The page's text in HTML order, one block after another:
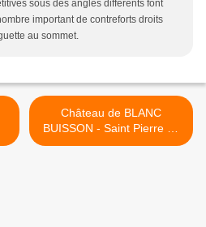
sous des angles différents font
important de contreforts droits
au sommet.
Château de BLANC
BUISSON - Saint Pierre du
Mesnil >